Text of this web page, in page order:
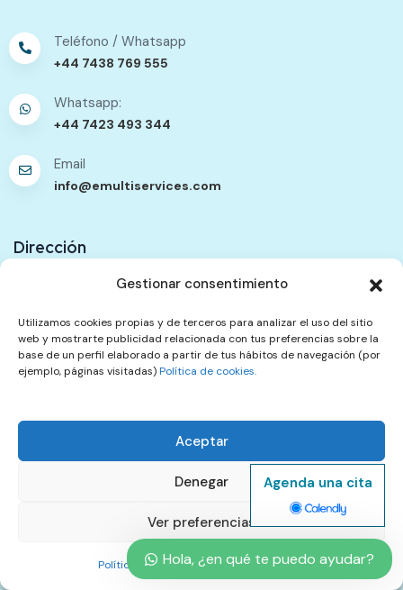
Gestionar consentimiento
Utilizamos cookies propias y de terceros para analizar el uso del sitio
web y mostrarte publicidad relacionada con tus preferencias sobre la
base de un perfil elaborado a partir de tus hábitos de navegación (por
ejemplo, páginas visitadas)Política de cookies.
Aceptar
Denegar
Ver preferencias
Política de cookiesPolítica de Privacidad
Teléfono / Whatsapp
+44 7438 769 555
Whatsapp:
+44 7423 493 344
Email
info@emultiservices.com
Dirección
333 Walworth Road. Unit F. Elephant Passage. SE17
Política de Contenidos
Política de Privacidad
Política de Reembolsos y Cancelación
Quejas
©2023 EMultiservices Todos los derechos reservados.
Agenda una cita
Hola, ¿en qué te puedo ayudar?